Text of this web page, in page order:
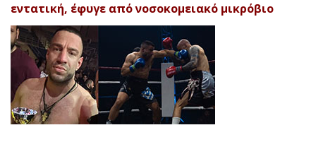
εντατική, έφυγε από νοσοκομειακό μικρόβιο